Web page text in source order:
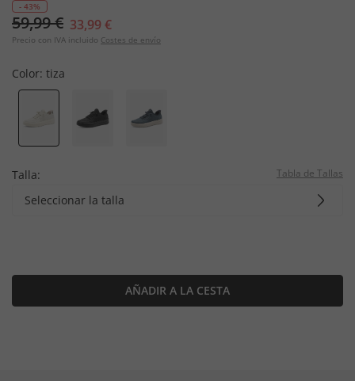
- 43%
59,99 € 33,99 €
Precio con IVA incluido Costes de envío
Color: tiza
Talla: Tabla de Tallas
Seleccionar la talla
AÑADIR A LA CESTA